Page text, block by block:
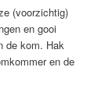
(voorzichtig)
en gooi
de kom. Hak
en de